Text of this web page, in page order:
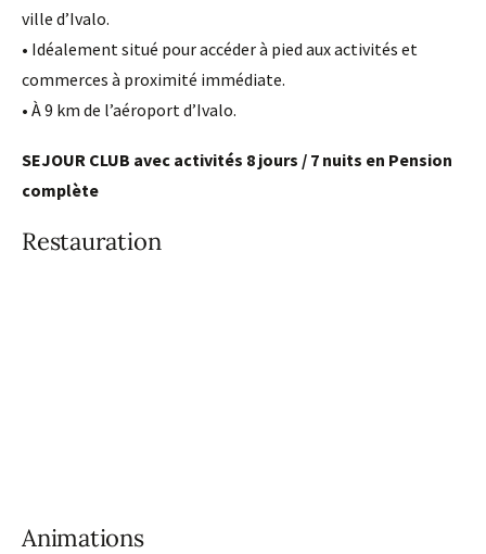
ville d’Ivalo.
• Idéalement situé pour accéder à pied aux activités et
commerces à proximité immédiate.
• À 9 km de l’aéroport d’Ivalo.
SEJOUR CLUB avec activités 8 jours / 7 nuits en Pension
complète
Restauration
Animations